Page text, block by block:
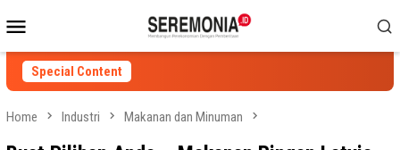
to
contentMenu
Special Content
Home Industri Makanan dan Minuman